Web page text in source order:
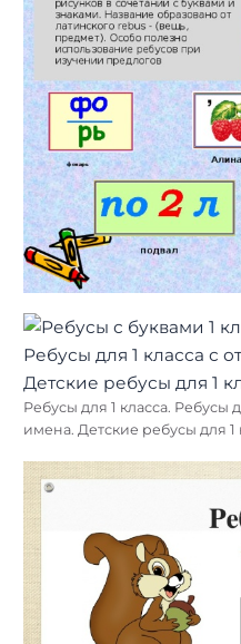
Ребусы для 1 класса. Ребусы
имена. Детские ребусы для 1